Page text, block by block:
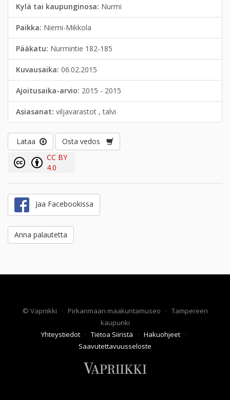
Kylä tai kaupunginosa: Nurmi
Paikka: Niemi-Mikkola
Pääkatu: Nurmintie 182-185
Kuvausaika: 06.02.2015
Ajoitusaika-arvio: 2015 - 2015
Asiasanat: viljavarastot , talvi
Lataa
Osta vedos
CC BY
4.0
Jaa Facebookissa
Anna palautetta
© Vapriikki · Pirkanmaan maakuntamuseo · Tampereen
kaupunki
Yhteystiedot · Tietoa Siiristä · Hakuohjeet ·
Saavutettavuusseloste